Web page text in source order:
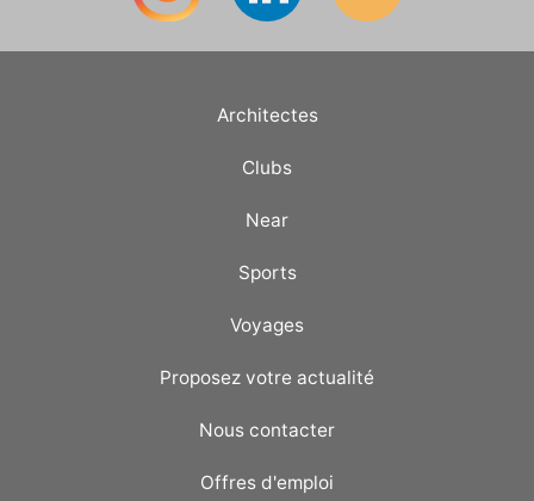
Architectes
Clubs
Near
Sports
Voyages
Proposez votre actualité
Nous contacter
Offres d'emploi